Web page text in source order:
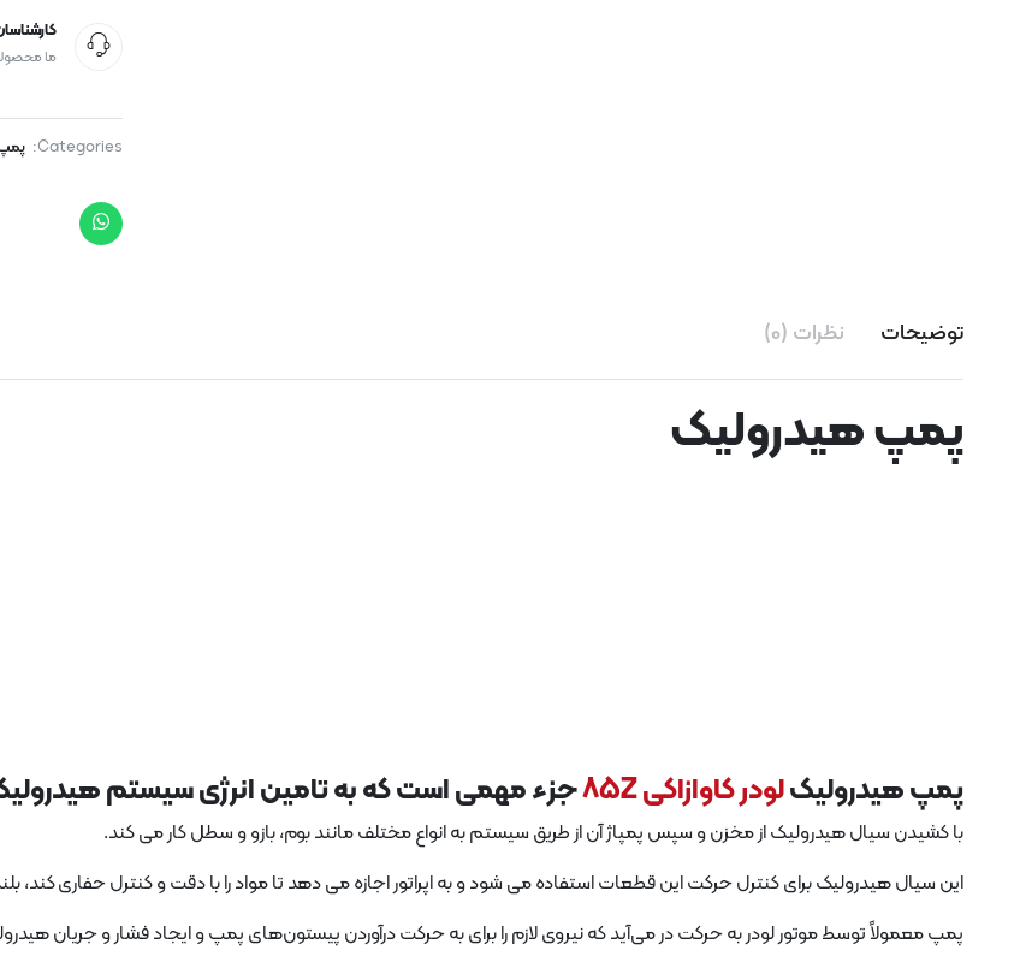
ما
Categories:
توضیحات نظرات (0)
پمپ هیدرولیک
پمپ هیدرولیکلودر کاوازاکی 85Z جزء مهمی است که به تامین انرژی سیستم
با کشیدن سیال هیدرولیک از مخزن و سپس پمپاژ آن از طریق سیستم به انواع مختلف مانند بوم، بازو و سطل کار می کند.
این سیال هیدرولیک برای کنترل حرکت این قطعات استفاده می شود و به اپراتور اجازه می دهد تا مواد را با دقت و کنترل حفاری کند،
پمپ معمولاً توسط موتور لودر به حرکت در می‌آید که نیروی لازم را برای به حرکت درآوردن پیستون‌های پمپ و ایجاد فشار و جریان